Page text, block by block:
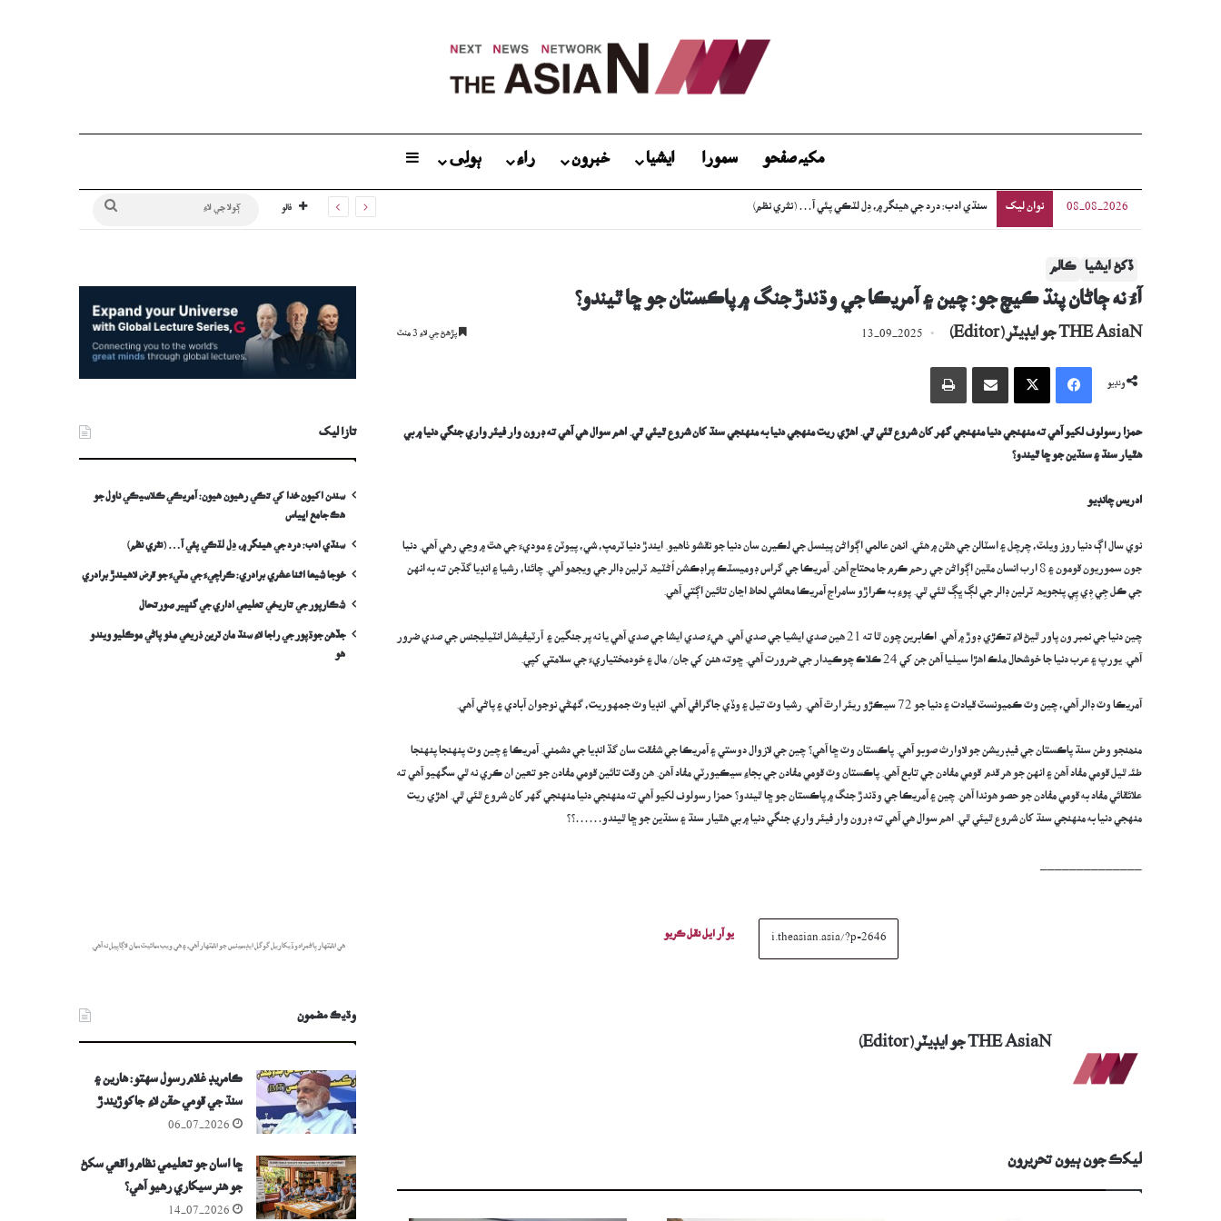
مکيہ صفحو سمورا ايشيا خبرون راءِ ٻولِی Sidebar
08-08-2026 نوان ليک سنڌي ادب: درد جي ھينگر ۾، دِل لٽڪي پئي آ… (نثري نظم) فالو ڳولا
ڏکڻ ايشيا ڪالم
آءُ نه ڄاڻان پنڌ ڪيچ جو: چين ۽ آمريڪا جي وڌندڙ جنگ ۾ پاڪستان جو ڇا ٿيندو؟
THE AsiaN جو ايڊيٽر (Editor) 13-09-2025 پڙھڻ جي لاءِ 3 منٽ
ونڊيو
Facebook
X اي ميل وسيلي ونڊيو پرنٽ
حمزا رسولوف لکيو آهي ته منهنجي دنيا منهنجي گهر کان شروع ٿئي ٿي. اهڙي ريت منهجي دنيا به منهنجي سنڌ کان شروع ٿيئي ٿي. اهم سوال هي آهي ته ڊرون وار فيئر واري جنگي دنيا ۾ بي
هٿيار سنڌ ۽ سنڌين جو ڇا ٿيندو؟
ادريس چانڊيو
نوي سال اڳ دنيا روز ويلٽ، چرچل ۽ اسٽالن جي هٿن ۾ هئي. انھن عالمي اڳواڻن پينسل جي لڪيرن سان دنيا جو نقشو ٺاهيو. ايندڙ دنيا ٽرمپ، شي، پيوٽن ۽ موديءَ جي هٿ ۾ وڃي رهي آهي. دنيا
جون سموريون قومون ۽ 8 ارب انسان مٿين اڳواڻن جي رحم ڪرم جا محتاج آهن. آمريڪا جي گراس ڊوميسٽڪ پراڊڪشن اُڻٽيھ ٽرلين ڊالر جي ويجھو آهي. چائنا، رشيا ۽ انڊيا گڏجن ته به انهن
جي ڪل جِي ڊِي پِي پنجويھ ٽرلين ڊالر جي لڳ ڀڳ ٿئي ٿي. پوءِ به ڪراڙو سامراج آمريڪا معاشي لحاظ اڃان تائين اڳتي آهي.
چين دنيا جي نمبر ون پاور ٿيڻ لاءِ تڪڙي ڊوڙ ۾ آهي. اڪابرين چون ٿا ته 21 هين صدي ايشيا جي صدي آهي. هيءُ صدي ايشا جي صدي آهي يا نه پر جنگين ۽ آرٽيفيشل انٽيليجنس جي صدي ضرور
آهي. يورپ ۽ عرب دنيا جا خوشحال ملڪ اهڙا سيٺيا آهن جن کي 24 ڪلاڪ چوڪيدار جي ضرورت آهي. ڇوته هنن کي جان/ مال ۽ خودمختياريءَ جي سلامتي کپي.
آمريڪا وٽ ڊالر آهي، چين وٽ ڪميونسٽ قيادت ۽ دنيا جو 72 سيڪڙو ريئر ارٿ آهي. رشيا وٽ تيل ۽ وڏي جاگرافي آهي. انڊيا وٽ جمهوريت، گهڻي نوجوان آبادي ۽ پاڻي آهي.
منھنجو وطن سنڌ پاڪستان جي فيڊريشن جو لاوارث صوبو آهي. پاڪستان وٽ ڇا آهي؟ چين جي لازوال دوستي ۽ آمريڪا جي شفقت سان گڏ انڊيا جي دشمني. آمريڪا ۽ چين وٽ پنهنجا پنهنجا
طئہ ٿيل قومي مفاد آهن ۽ انهن جو هر قدم قومي مفادن جي تابع آهي. پاڪستان وٽ قومي مفادن جي بجاءِ سيڪيورٽي مفاد آهن. هن وقت تائين قومي مفادن جو تعين ان ڪري نه ٿي سگهيو آهي ته
علائقائي مفاد به قومي مفادن جو حصو هوندا آهن. چين ۽ آمريڪا جي وڌندڙ جنگ ۾ پاڪستان جو ڇا ٿيندو؟ حمزا رسولوف لکيو آهي ته منهنجي دنيا منهنجي گهر کان شروع ٿئي ٿي. اهڙي ريت
منهجي دنيا به منهنجي سنڌ کان شروع ٿيئي ٿي. اهم سوال هي آهي ته ڊرون وار فيئر واري جنگي دنيا ۾ بي هٿيار سنڌ ۽ سنڌين جو ڇا ٿيندو……؟؟
يو آر ايل نقل ڪريو
THE AsiaN جو ايڊيٽر (Editor)
ليکڪ جون ٻيون تحريرون
تازا ليک
سندن اکيون خدا کي تڪي رهيون هيون: آمريڪي ڪلاسيڪي ناول جو
هڪ جامع اڀياس
سنڌي ادب: درد جي ھينگر ۾، دِل لٽڪي پئي آ… (نثري نظم)
خوجا شيعا اثنا عشري برادري: ڪراچيءَ جي مٽيءَ جو قرض لاھيندڙ برادري
شڪارپور جي تاريخي تعليمي اداري جي گنڀير صورتحال
جڏهن جوڌپور جي راجا لاءِ سنڌ مان ٽرين ذريعي مٺو پاڻي موڪليو ويندو
ھو
هي اشتهار پاڻمرادو ڏيکاريل گوگل ايڊسينس جو اشتهار آهي، ۽ هي ويب سائيٽ سان لاڳاپيل نه آهي.
وڌيڪ مضمون
ڪامريڊ غلام رسول سهتو: هارين ۽
سنڌ جي قومي حقن لاءِ جاکوڙيندڙ
مجاهد06-07-2026
ڇا اسان جو تعليمي نظام واقعي سکڻ
جو هنر سيکاري رهيو آهي؟
14-07-2026